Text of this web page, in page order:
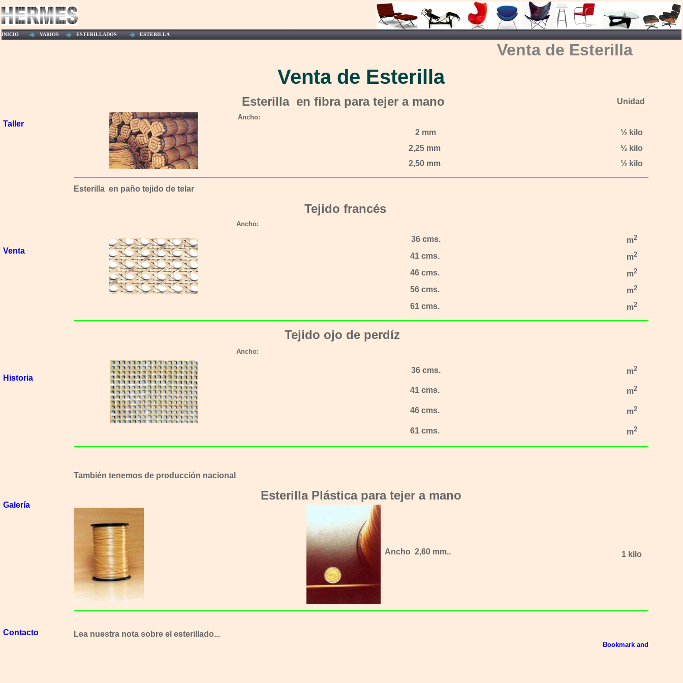
INICIO VARIOS ESTERILLADOS ESTERILLA
Venta de Esterilla
Taller
Venta
Historia
Galería
Contacto
Venta de Esterilla
Esterilla en fibra para tejer a mano Unidad
Ancho:
2 mm ½ kilo
2,25 mm
½ kilo
2,50 mm
½ kilo
Esterilla en paño tejido de telar
Tejido francés
Ancho:
36 cms. m2
41 cms. m2
46 cms. m2
56 cms. m2
61 cms. m2
Tejido ojo de perdíz
Ancho:
36 cms. m2
41 cms. m2
46 cms. m2
61 cms. m2
También tenemos de producción nacional
Esterilla Plástica para tejer a mano
Ancho 2,60 mm.. 1 kilo
Lea nuestra nota sobre el esterillado...